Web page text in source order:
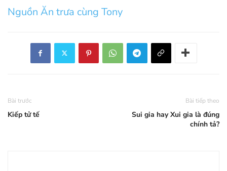
Nguồn Ăn trưa cùng Tony
Bài trước
Kiếp tử tế
Bài tiếp theo
Sui gia hay Xui gia là đúng
chính tả?